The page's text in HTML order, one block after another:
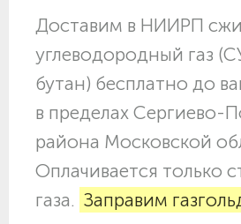
Доставим в НИИРП
углеводородный газ
бутан) бесплатно до
в пределах Сергиево-
района Московской
Оплачивается только
газа. Заправим